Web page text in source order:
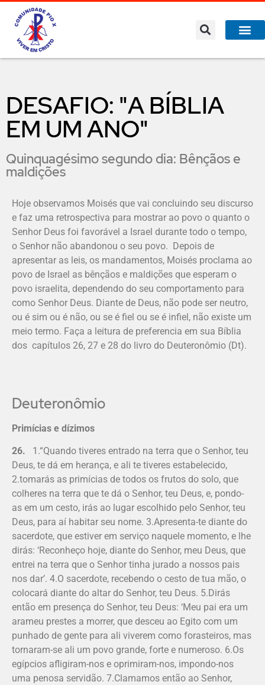
DESAFIO: "A BÍBLIA
EM UM ANO"
Quinquagésimo segundo dia: Bênçãos e
maldições
Hoje observamos Moisés que vai concluindo seu discurso
e faz uma retrospectiva para mostrar ao povo o quanto o
Senhor Deus foi favorável a Israel durante todo o tempo,
o Senhor não abandonou o seu povo. Depois de
apresentar as leis, os mandamentos, Moisés proclama ao
povo de Israel as bênçãos e maldições que esperam o
povo israelita, dependendo do seu comportamento para
como Senhor Deus. Diante de Deus, não pode ser neutro,
ou é sim ou é não, ou se é fiel ou se é infiel, não existe um
meio termo. Faça a leitura de preferencia em sua Bíblia
dos capítulos 26, 27 e 28 do livro do Deuteronômio (Dt).
Deuteronômio
Primícias e dízimos
26. 1.“Quando tiveres entrado na terra que o Senhor, teu
Deus, te dá em herança, e ali te tiveres estabelecido,
2.tomarás as primícias de todos os frutos do solo, que
colheres na terra que te dá o Senhor, teu Deus, e, pondo-
as em um cesto, irás ao lugar escolhido pelo Senhor, teu
Deus, para aí habitar seu nome. 3.Apresenta-te diante do
sacerdote, que estiver em serviço naquele momento, e lhe
dirás: ‘Reconheço hoje, diante do Senhor, meu Deus, que
entrei na terra que o Senhor tinha jurado a nossos pais
nos dar’. 4.O sacerdote, recebendo o cesto de tua mão, o
colocará diante do altar do Senhor, teu Deus. 5.Dirás
então em presença do Senhor, teu Deus: ‘Meu pai era um
arameu prestes a morrer, que desceu ao Egito com um
punhado de gente para ali viverem como forasteiros, mas
tornaram-se ali um povo grande, forte e numeroso. 6.Os
egípcios afligiram-nos e oprimiram-nos, impondo-nos
uma penosa servidão. 7.Clamamos então ao Senhor,